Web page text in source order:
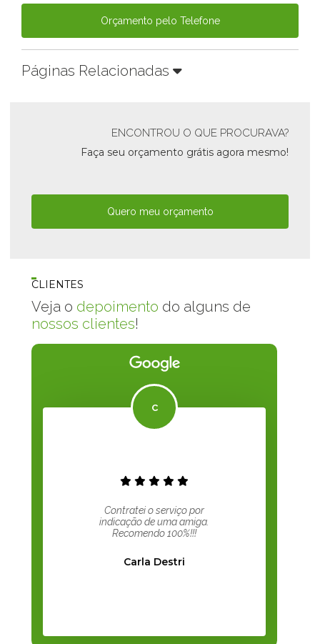
Orçamento pelo Telefone
Páginas Relacionadas
ENCONTROU O QUE PROCURAVA?
Faça seu orçamento grátis agora mesmo!
Quero meu orçamento
CLIENTES
Veja o depoimento do alguns de
nossos clientes!
Contratei o serviço por
indicação de uma amiga.
Recomendo 100%!!!
Carla Destri